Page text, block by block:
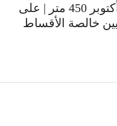
أرض للبيع بالمربع الذهبي 6 أكتوبر 450 متر | على
خالصة الأقساط